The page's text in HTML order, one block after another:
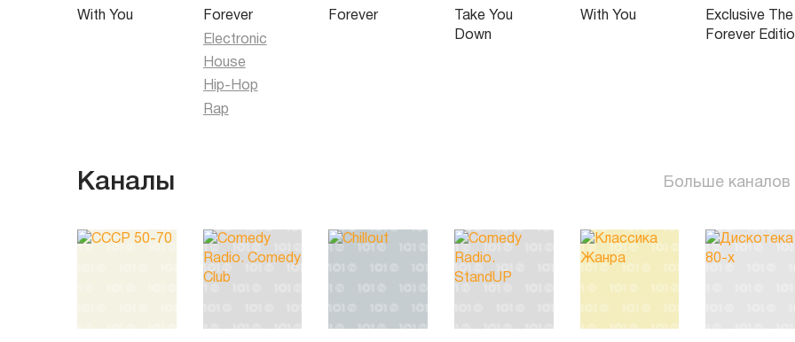
With You
Forever
Electronic
House
Hip-Hop
Rap
Forever
Take You
Down
With You
Exclusive The
Forever
Каналы Больше каналов